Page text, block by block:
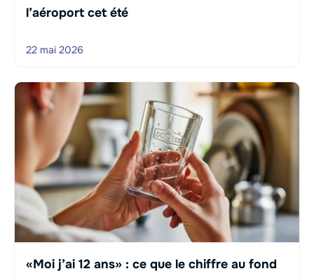
l’aéroport cet été
22 mai 2026
«Moi j’ai 12 ans» : ce que le chiffre au fond